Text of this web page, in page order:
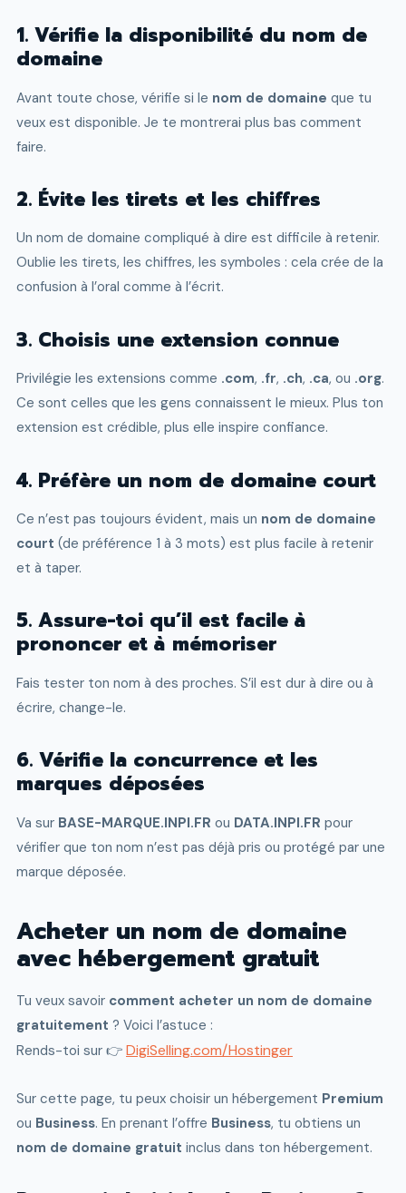
1. Vérifie la disponibilité du nom de
domaine
Avant toute chose, vérifie si le nom de domaine que tu
veux est disponible. Je te montrerai plus bas comment
faire.
2. Évite les tirets et les chiffres
Un nom de domaine compliqué à dire est difficile à retenir.
Oublie les tirets, les chiffres, les symboles : cela crée de la
confusion à l’oral comme à l’écrit.
3. Choisis une extension connue
Privilégie les extensions comme .com, .fr, .ch, .ca, ou .org.
Ce sont celles que les gens connaissent le mieux. Plus ton
extension est crédible, plus elle inspire confiance.
4. Préfère un nom de domaine court
Ce n’est pas toujours évident, mais un nom de domaine
court (de préférence 1 à 3 mots) est plus facile à retenir
et à taper.
5. Assure-toi qu’il est facile à
prononcer et à mémoriser
Fais tester ton nom à des proches. S’il est dur à dire ou à
écrire, change-le.
6. Vérifie la concurrence et les
marques déposées
Va sur BASE-MARQUE.INPI.FR ou DATA.INPI.FR pour
vérifier que ton nom n’est pas déjà pris ou protégé par une
marque déposée.
Acheter un nom de domaine
avec hébergement gratuit
Tu veux savoir comment acheter un nom de domaine
gratuitement ? Voici l’astuce :
Rends-toi sur 👉 DigiSelling.com/Hostinger
Sur cette page, tu peux choisir un hébergement Premium
ou Business. En prenant l’offre Business, tu obtiens un
nom de domaine gratuit inclus dans ton hébergement.